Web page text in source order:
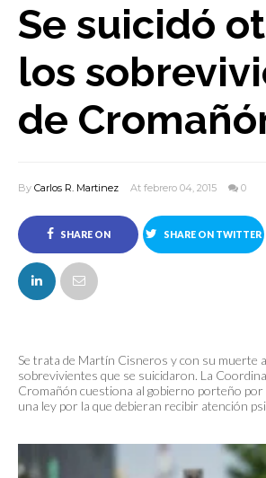
Se suicidó
los
de
By Carlos R. Martinez At febrero 04, 2015 0
SHARE ON
FACEBOOK
SHARE ON TWITTER
Se trata de Martín Cisneros y con su muerte
sobrevivientes que se suicidaron. La
Cromañón cuestiona al gobierno porteño
una ley por la que debieran recibir atención